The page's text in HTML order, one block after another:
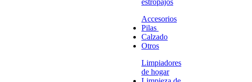
estropajos
Accesorios
Pilas
Calzado
Otros
Limpiadores
de hogar